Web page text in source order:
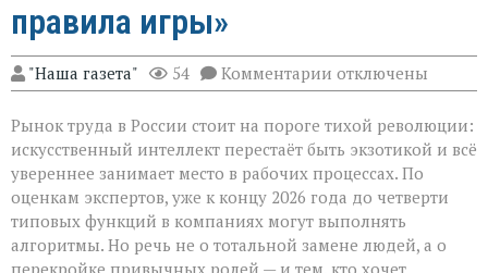
правила игры»
"Наша газета" 54 Комментарии к
записи
не
придёт
табличкой
“вы
уволены” — он
тихо
перепишет
отключены
Рынок труда в России стоит на пороге тихой революции:
искусственный интеллект перестаёт быть экзотикой и всё
увереннее занимает место в рабочих процессах. По
оценкам экспертов, уже к концу 2026 года до четверти
типовых функций в компаниях могут выполнять
алгоритмы. Но речь не о тотальной замене людей, а о